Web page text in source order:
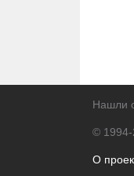
Нашли
© 1994-
О